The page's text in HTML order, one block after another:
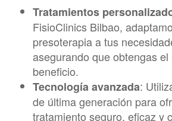
Tratamientos
FisioClinics Bilbao,
presoterapia a tus
asegurando que obtengas el
beneficio.
Tecnología avanzada:
de última generación para
tratamiento seguro, eficaz y